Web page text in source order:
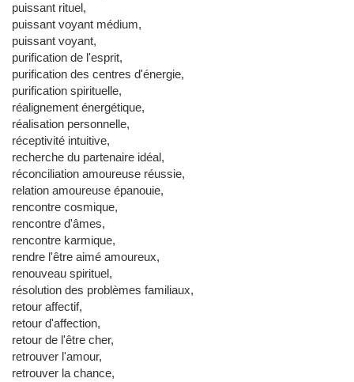
puissant rituel,
puissant voyant médium,
puissant voyant,
purification de l'esprit,
purification des centres d'énergie,
purification spirituelle,
réalignement énergétique,
réalisation personnelle,
réceptivité intuitive,
recherche du partenaire idéal,
réconciliation amoureuse réussie,
relation amoureuse épanouie,
rencontre cosmique,
rencontre d'âmes,
rencontre karmique,
rendre l'être aimé amoureux,
renouveau spirituel,
résolution des problèmes familiaux,
retour affectif,
retour d'affection,
retour de l'être cher,
retrouver l'amour,
retrouver la chance,